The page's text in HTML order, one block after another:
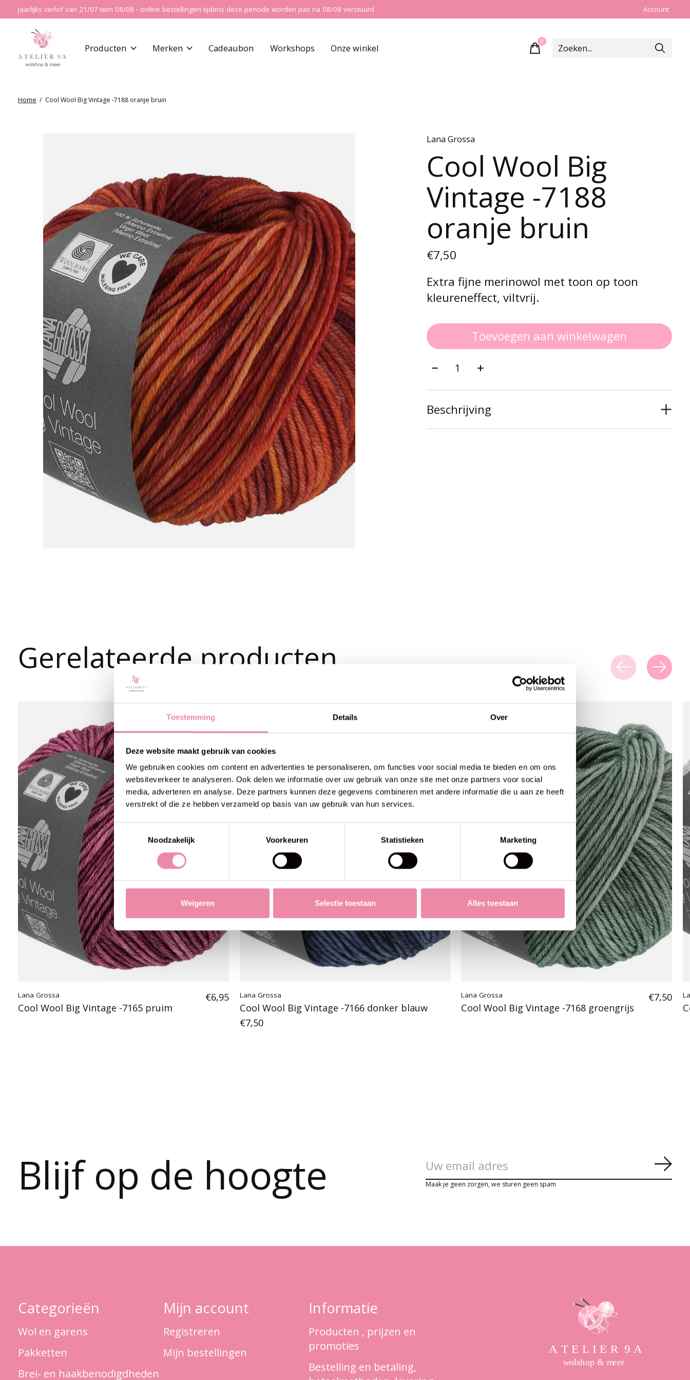
Toestemming Details Over
Deze website maakt gebruik van cookies
We gebruiken cookies om content en advertenties te personaliseren, om functies voor social media te bieden en om ons
websiteverkeer te analyseren. Ook delen we informatie over uw gebruik van onze site met onze partners voor social
media, adverteren en analyse. Deze partners kunnen deze gegevens combineren met andere informatie die u aan ze heeft
verstrekt of die ze hebben verzameld op basis van uw gebruik van hun services.
Toestemmingsselectie
Noodzakelijk
Voorkeuren Statistieken Marketing
Weigeren Selectie toestaan Alles toestaan
Jaarlijks verlof van 21/07 tem 08/08 - online bestellingen tijdens deze periode worden pas na 08/08 verstuurd Account
Producten Merken Cadeaubon Workshops Onze winkel
0items
Home / Cool Wool Big Vintage -7188 oranje bruin
Lana Grossa
Cool Wool Big
Vintage -7188
oranje bruin
€7,50
Extra fijne merinowol met toon op toon
kleureneffect, viltvrij.
Toevoegen aan winkelwagen
Aantal:
Beschrijving
Gerelateerde producten
Lana Grossa
Cool Wool Big Vintage -7165 pruim
€6,95 Lana Grossa
Cool Wool Big Vintage -7166 donker blauw
€7,50
Lana Grossa
Cool Wool Big Vintage -7168 groengrijs
€7,50
Blijf op de hoogte Maak je geen zorgen, we sturen geen spam
Categorieën
Wol en garens
Pakketten
Brei- en haakbenodigdheden
Mijn account
Registreren
Mijn bestellingen
Informatie
Producten , prijzen en
promoties
Bestelling en betaling,